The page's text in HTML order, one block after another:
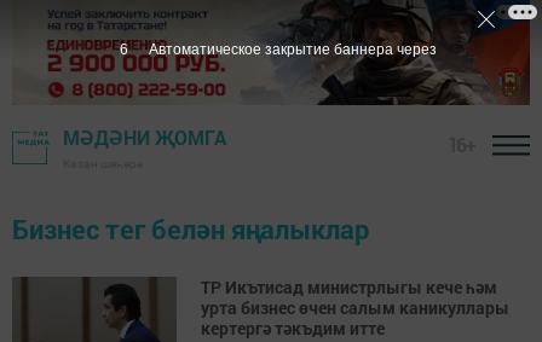
МӘДӘНИ ҖОМГА
Бизнес тег белән яңалыклар
ТР Икътисад министрлыгы кече һәм
урта бизнес өчен салым каникуллары
кертергә тәкъдим итте
6 Автоматическое закрытие баннера через